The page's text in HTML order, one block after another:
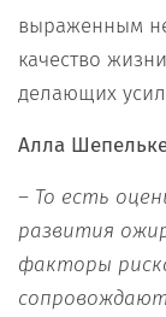
выраженным
качество
делающих
Алла
– То есть
развития
факторы